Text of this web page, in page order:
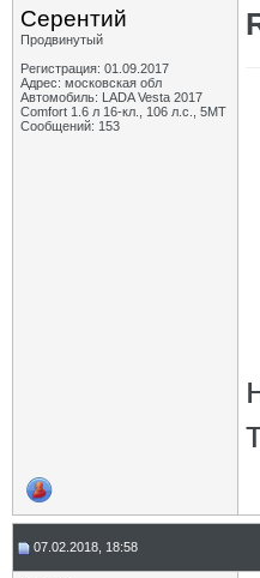
Серентий
Продвинутый
Регистрация: 01.09.2017
Адрес: московская обл
Автомобиль: LADA Vesta 2017
Comfort 1.6 л 16-кл., 106 л.с., 5МТ
Сообщений: 153
07.02.2018, 18:58